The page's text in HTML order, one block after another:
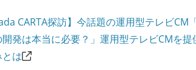
CARTA探訪】今話題の運用型テレビ
開発は本当に必要？」運用型テレビCMを
は